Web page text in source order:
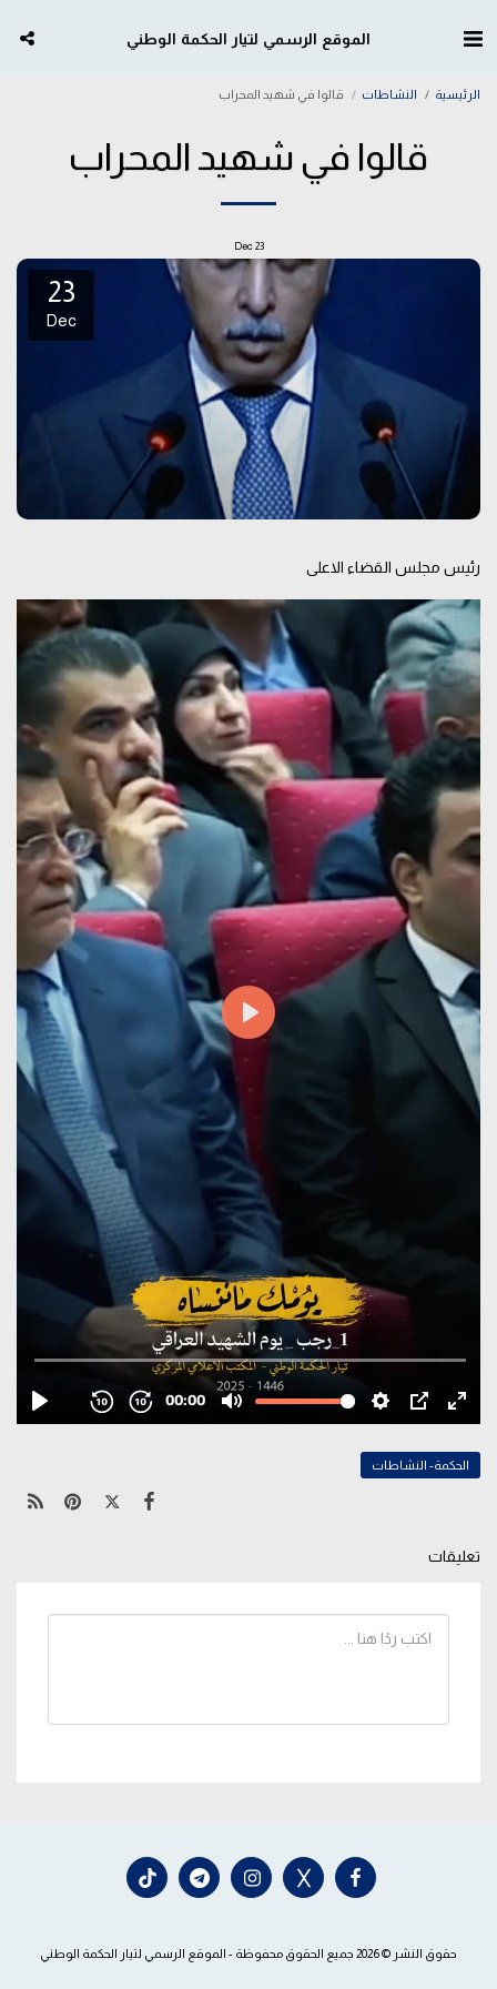
الموقع الرسمي لتيار الحكمة الوطني
الرئيسية النشاطات قالوا في شهيد المحراب
قالوا في شهيد المحراب
23
Dec
23
Dec
رئيس مجلس القضاء الاعلى
الحكمة- النشاطات
تعليقات
حقوق النشر © 2026 جميع الحقوق محفوظة - الموقع الرسمي لتيار الحكمة الوطني